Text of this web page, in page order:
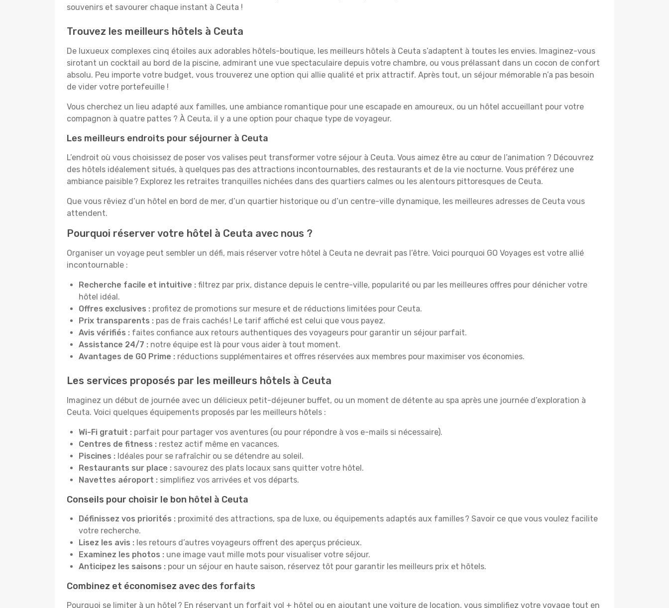
souvenirs et savourer chaque instant à Ceuta !
Trouvez les meilleurs hôtels à Ceuta
De luxueux complexes cinq étoiles aux adorables hôtels-boutique, les meilleurs hôtels à Ceuta s’adaptent à toutes les envies. Imaginez-vous
sirotant un cocktail au bord de la piscine, admirant une vue spectaculaire depuis votre chambre, ou vous prélassant dans un cocon de confort
absolu. Peu importe votre budget, vous trouverez une option qui allie qualité et prix attractif. Après tout, un séjour mémorable n’a pas besoin
de vider votre portefeuille !
Vous cherchez un lieu adapté aux familles, une ambiance romantique pour une escapade en amoureux, ou un hôtel accueillant pour votre
compagnon à quatre pattes ? À Ceuta, il y a une option pour chaque type de voyageur.
Les meilleurs endroits pour séjourner à Ceuta
L’endroit où vous choisissez de poser vos valises peut transformer votre séjour à Ceuta. Vous aimez être au cœur de l’animation ? Découvrez
des hôtels idéalement situés, à quelques pas des attractions incontournables, des restaurants et de la vie nocturne. Vous préférez une
ambiance paisible ? Explorez les retraites tranquilles nichées dans des quartiers calmes ou les alentours pittoresques de Ceuta.
Que vous rêviez d’un hôtel en bord de mer, d’un quartier historique ou d’un centre-ville dynamique, les meilleures adresses de Ceuta vous
attendent.
Pourquoi réserver votre hôtel à Ceuta avec nous ?
Organiser un voyage peut sembler un défi, mais réserver votre hôtel à Ceuta ne devrait pas l’être. Voici pourquoi GO Voyages est votre allié
incontournable :
Recherche facile et intuitive : filtrez par prix, distance depuis le centre-ville, popularité ou par les meilleures offres pour dénicher votre
hôtel idéal.
Offres exclusives : profitez de promotions sur mesure et de réductions limitées pour Ceuta.
Prix transparents : pas de frais cachés ! Le tarif affiché est celui que vous payez.
Avis vérifiés : faites confiance aux retours authentiques des voyageurs pour garantir un séjour parfait.
Assistance 24/7 : notre équipe est là pour vous aider à tout moment.
Avantages de GO Prime : réductions supplémentaires et offres réservées aux membres pour maximiser vos économies.
Les services proposés par les meilleurs hôtels à Ceuta
Imaginez un début de journée avec un délicieux petit-déjeuner buffet, ou un moment de détente au spa après une journée d’exploration à
Ceuta. Voici quelques équipements proposés par les meilleurs hôtels :
Wi-Fi gratuit : parfait pour partager vos aventures (ou pour répondre à vos e-mails si nécessaire).
Centres de fitness : restez actif même en vacances.
Piscines : Idéales pour se rafraîchir ou se détendre au soleil.
Restaurants sur place : savourez des plats locaux sans quitter votre hôtel.
Navettes aéroport : simplifiez vos arrivées et vos départs.
Conseils pour choisir le bon hôtel à Ceuta
Définissez vos priorités : proximité des attractions, spa de luxe, ou équipements adaptés aux familles ? Savoir ce que vous voulez facilite
votre recherche.
Lisez les avis : les retours d’autres voyageurs offrent des aperçus précieux.
Examinez les photos : une image vaut mille mots pour visualiser votre séjour.
Anticipez les saisons : pour un séjour en haute saison, réservez tôt pour garantir les meilleurs prix et hôtels.
Combinez et économisez avec des forfaits
Pourquoi se limiter à un hôtel ? En réservant un forfait vol + hôtel ou en ajoutant une voiture de location, vous simplifiez votre voyage tout en